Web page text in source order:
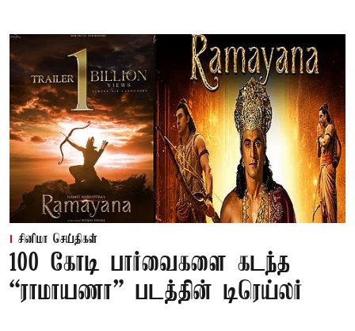
சினிமா செய்திகள்
100 கோடி பார்வைகளை கடந்த
“ராமாயணா” படத்தின் டிரெய்லர்